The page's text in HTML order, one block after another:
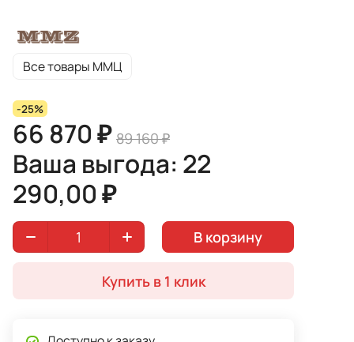
Все товары ММЦ
-25%
66 870 ₽ 89 160 ₽
Ваша выгода: 22
290,00 ₽
В корзину
Купить в 1 клик